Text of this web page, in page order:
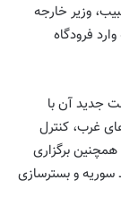
وزیر خارجه
فرودگاه
جدید آن با
غرب، کنترل
برگزاری
و بسترسازی